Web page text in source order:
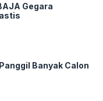
Gegara
Banyak Calon